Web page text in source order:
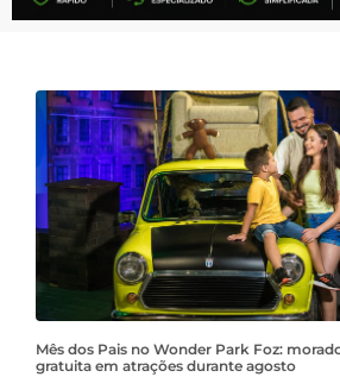
Mês dos Pais no Wonder Park Foz:
gratuita em atrações durante agosto